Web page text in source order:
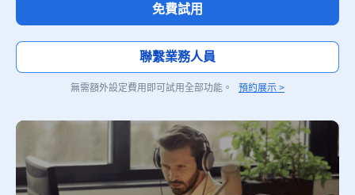
免費試用
聯繫業務人員
無需額外設定費用即可試用全部功能。 預約展示 >